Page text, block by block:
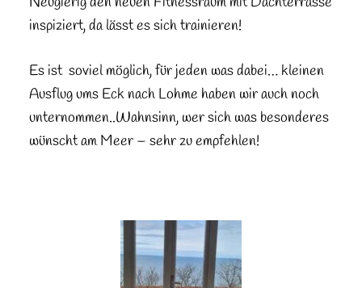
inspiziert, da lässt es sich trainieren!
Es ist soviel möglich, für jeden was dabei… kleinen
Ausflug ums Eck nach Lohme haben wir auch noch
unternommen..Wahnsinn, wer sich was besonderes
wünscht am Meer – sehr zu empfehlen!